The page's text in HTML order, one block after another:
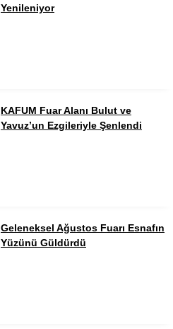
Yenileniyor
KAFUM Fuar Alanı Bulut ve
Yavuz’un Ezgileriyle Şenlendi
Geleneksel Ağustos Fuarı Esnafın
Yüzünü Güldürdü